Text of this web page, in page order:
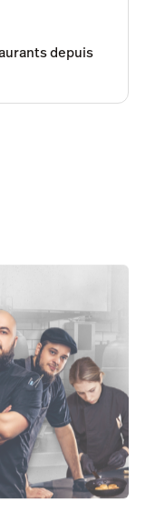
depuis